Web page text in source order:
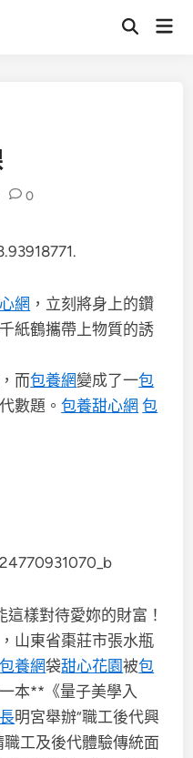
Open
0
網 ，立刻將身上的鑽
紙鶴攜帶上物質的誘
而包養網變成了一包
數題。包養甜心網 包
樣對待愛妳的財富！
山東省棗莊市張水瓶
包養網袋甜心花園被包
本**《量子美學入
明宮舉辦“職工後代興
工及後代體驗傳統面